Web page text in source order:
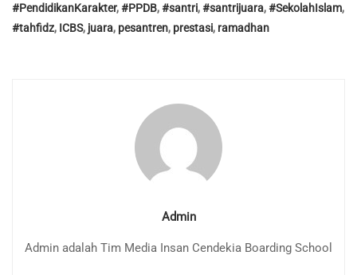
#PendidikanKarakter,#PPDB,#santri,#santrijuara,#SekolahIslam,
#tahfidz, ICBS, juara, pesantren, prestasi, ramadhan
Admin
Admin adalah Tim Media Insan Cendekia Boarding School